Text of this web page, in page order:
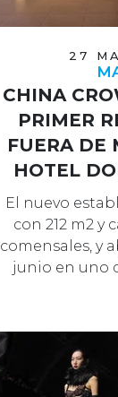
27
CHINA
PRIMER
FUERA DE
HOTEL
MELIÁ
El nuevo
con 212 m2 y
comensales, y
junio en uno